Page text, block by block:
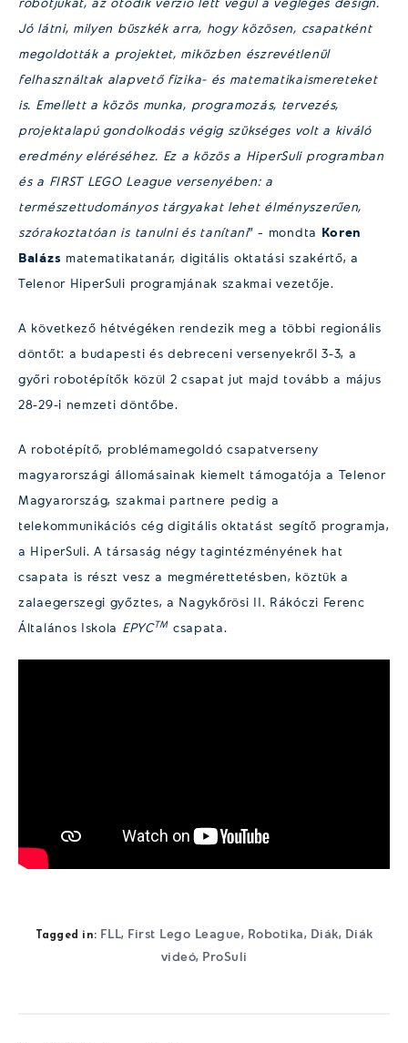
Jó látni, milyen büszkék arra, hogy közösen, csapatként
megoldották a projektet, miközben észrevétlenül
felhasználtak alapvető fizika- és matematikaismereteket
is. Emellett a közös munka, programozás, tervezés,
projektalapú gondolkodás végig szükséges volt a kiváló
eredmény eléréséhez. Ez a közös a HiperSuli programban
és a FIRST LEGO League versenyében: a
természettudományos tárgyakat lehet élményszerűen,
szórakoztatóan is tanulni és tanítani” – mondta Koren
Balázs matematikatanár, digitális oktatási szakértő, a
Telenor HiperSuli programjának szakmai vezetője.
A következő hétvégéken rendezik meg a többi regionális
döntőt: a budapesti és debreceni versenyekről 3-3, a
győri robotépítők közül 2 csapat jut majd tovább a május
28-29-i nemzeti döntőbe.
A robotépítő, problémamegoldó csapatverseny
magyarországi állomásainak kiemelt támogatója a Telenor
Magyarország, szakmai partnere pedig a
telekommunikációs cég digitális oktatást segítő programja,
a HiperSuli. A társaság négy tagintézményének hat
csapata is részt vesz a megmérettetésben, köztük a
zalaegerszegi győztes, a Nagykőrösi II. Rákóczi Ferenc
Általános Iskola EPYCTM csapata.
Tagged in: FLL, First Lego League, Robotika, Diák, Diák
videó, ProSuli